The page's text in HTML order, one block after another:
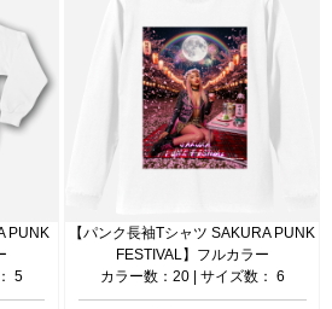
PUNK
5
【パンク長袖Tシャツ SAKURA PUNK
FESTIVAL】フルカラー
カラー数：20 | サイズ数： 6